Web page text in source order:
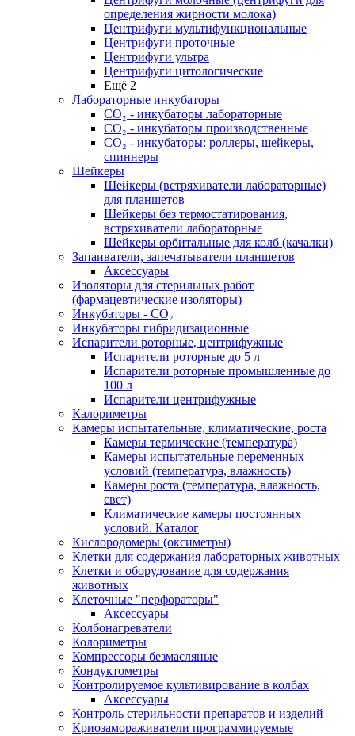
определения жирности молока)
Центрифуги мультифункциональные
Центрифуги проточные
Центрифуги ультра
Центрифуги цитологические
Ещё 2
Лабораторные инкубаторы
СО₂ - инкубаторы лабораторные
СО₂ - инкубаторы производственные
СО₂ - инкубаторы: роллеры, шейкеры,
спиннеры
Шейкеры
Шейкеры (встряхиватели лабораторные)
для планшетов
Шейкеры без термостатирования,
встряхиватели лабораторные
Шейкеры орбитальные для колб (качалки)
Запаиватели, запечатыватели планшетов
Аксессуары
Изоляторы для стерильных работ
(фармацевтические изоляторы)
Инкубаторы - CO₂
Инкубаторы гибридизационные
Испарители роторные, центрифужные
Испарители роторные до 5 л
Испарители роторные промышленные до
100 л
Испарители центрифужные
Калориметры
Камеры испытательные, климатические, роста
Камеры термические (температура)
Камеры испытательные переменных
условий (температура, влажность)
Камеры роста (температура, влажность,
свет)
Климатические камеры постоянных
условий. Каталог
Кислородомеры (оксиметры)
Клетки для содержания лабораторных животных
Клетки и оборудование для содержания
животных
Клеточные "перфораторы"
Аксессуары
Колбонагреватели
Колориметры
Компрессоры безмасляные
Кондуктометры
Контролируемое культивирование в колбах
Аксессуары
Контроль стерильности препаратов и изделий
Криозамораживатели программируемые